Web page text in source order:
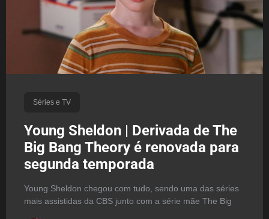
Séries e TV
Young Sheldon | Derivada de The
Big Bang Theory é renovada para
segunda temporada
Young Sheldon chegou com tudo, sendo uma das séries
mais assistidas da CBS junto com a série mãe The Big